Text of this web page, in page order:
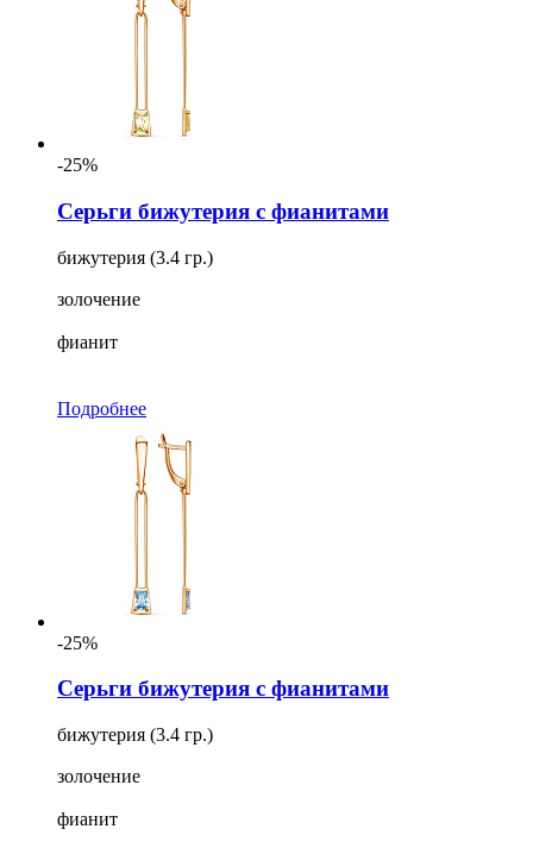
-25%
Серьги бижутерия с фианитами
бижутерия (3.4 гр.)
золочение
фианит
Подробнее
-25%
Серьги бижутерия с фианитами
бижутерия (3.4 гр.)
золочение
фианит